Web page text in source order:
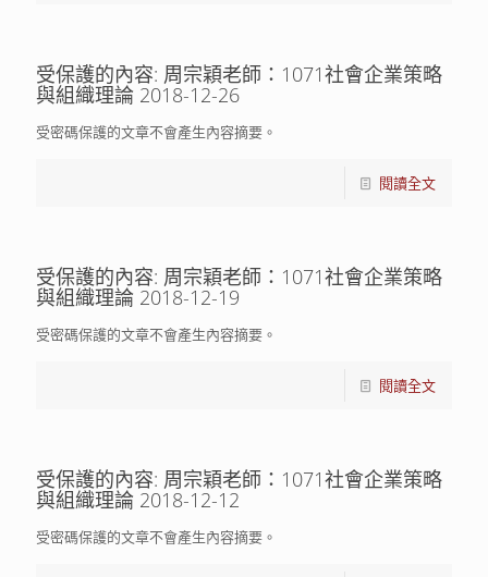
受保護的內容: 周宗穎老師：1071社會企業策略
與組織理論 2018-12-26
受密碼保護的文章不會產生內容摘要。
閱讀全文
受保護的內容: 周宗穎老師：1071社會企業策略
與組織理論 2018-12-19
受密碼保護的文章不會產生內容摘要。
閱讀全文
受保護的內容: 周宗穎老師：1071社會企業策略
與組織理論 2018-12-12
受密碼保護的文章不會產生內容摘要。